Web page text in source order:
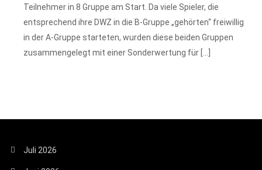
Teilnehmer in 8 Gruppe am Start. Da viele Spieler, die
entsprechend ihre DWZ in die B-Gruppe „gehörten“ freiwillig
in der A-Gruppe starteten, wurden diese beiden Gruppen
zusammengelegt mit einer Sonderwertung für […]
Juli 2026